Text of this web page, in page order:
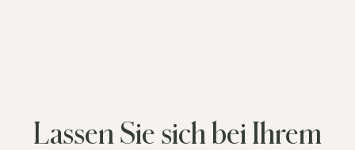
Lassen Sie sich bei Ihrem